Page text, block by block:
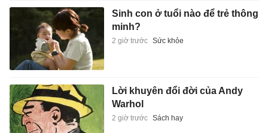
Sinh con ở tuổi nào để trẻ thông
minh?
2 giờ trước Sức khỏe
Lời khuyên đổi đời của Andy
Warhol
2 giờ trước Sách hay